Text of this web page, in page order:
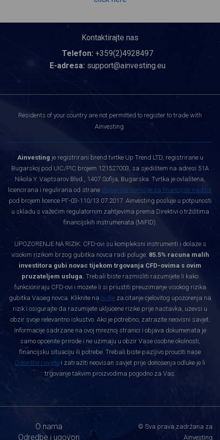
Kontaktirajte nas
Telefon: +359(2)4928497
E-adresa: support@ainvesting.eu
Residents of your country are not permitted to register to trade with
Ainvesting.
Ainvesting je registrirani brend tvrtke Up Trend LTD, registrirane u
Bugarskoj pod UIC/PIC brojem 121527003, sa sjedištem na adresi 51A
Nikola Y. Vaptsarov Blvd., 1407 Sofija, Bugarska. Tvrtka je ovlaštena,
licencirana i regulirana od strane Bugarske komisije za financijski nadzor
pod brojem licence РГ-03-110/13.07.2017. Ainvesting posluje u potpunosti
u skladu s važećim regulatornim zahtjevima prema Direktivi o tržištima
financijskih instrumenata (MiFID).
UPOZORENJE NA RIZIK: CFD-ovi su kompleksni instrumenti i dolaze s
visokim rizikom brzog gubitka novca radi poluge. 85.5% racuna malih
investitora gubi novac tijekom trgovanja CFD-ovima s ovim
pruzateljem usluga. Trebali biste razmisliti razumijete li kako
funkcioniraju CFD-ovi i mozete li si priustiti preuzimanje visokog rizika
gubitka Vaseg novca. Kliknite na ovdje za citanje cjelovitog upozorenja na
rizik i osigurajte da razumijete ukljucene rizike prije nastavka, uzevsi u
obzir svoje relevantno iskustvo. Ako je potrebno, zatrazite neovisni savjet.
Informacije sadrzane na ovoj mreznoj stranici i objava dokumenata je
samo opcenite prirode i ne uzimaju u obzir Vase osobne okolnosti,
financijsku situaciju ili potrebe. Trebali biste pazljivo prouciti nase
Odredbe i uvjete i zatraziti neovisan savjet prije donosenja odluke je li
trgovanje takvim proizvodima pogodno za Vas.
O nama
Odredbe i ugovori
© Sva prava zadržana za
Ainvesting